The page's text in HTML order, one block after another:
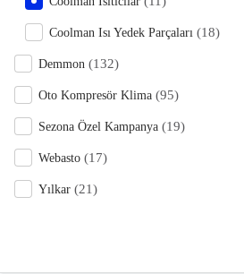
Coolman Isı Yedek Parçaları (18)
Demmon (132)
Oto Kompresör Klima (95)
Sezona Özel Kampanya (19)
Webasto (17)
Yılkar (21)